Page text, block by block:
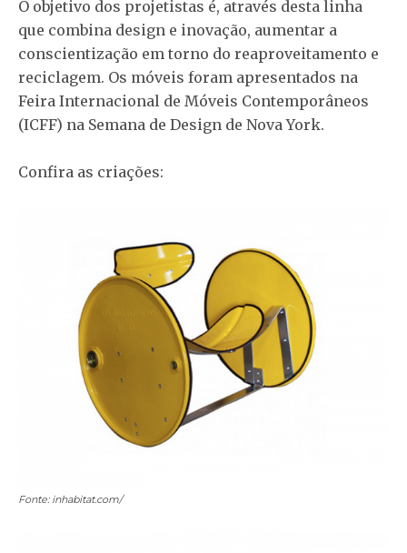
O objetivo dos projetistas é, através desta linha
que combina design e inovação, aumentar a
conscientização em torno do reaproveitamento e
reciclagem. Os móveis foram apresentados na
Feira Internacional de Móveis Contemporâneos
(ICFF) na Semana de Design de Nova York.
Confira as criações:
Fonte: inhabitat.com/